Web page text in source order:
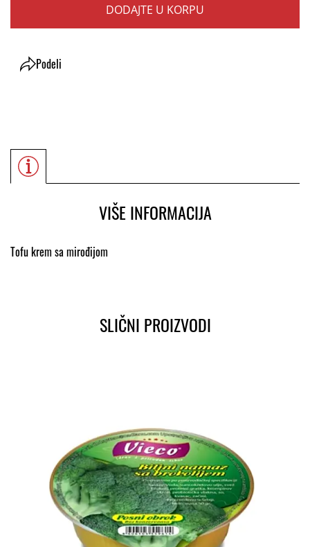
DODAJTE U KORPU
Podeli
VIŠE INFORMACIJA
Tofu krem sa mirođijom
SLIČNI PROIZVODI